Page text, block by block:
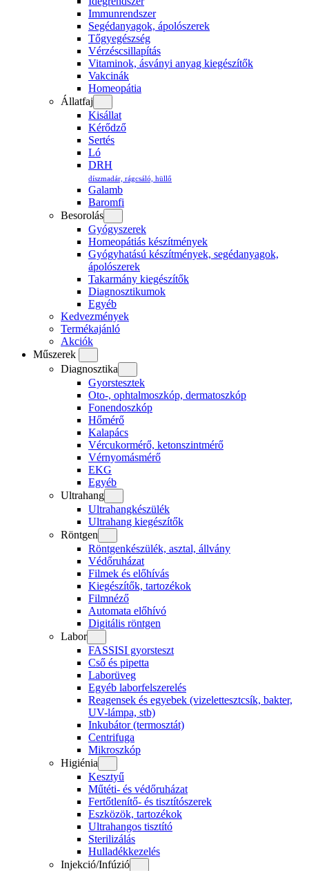
Immunrendszer
Segédanyagok, ápolószerek
Tőgyegészség
Vérzéscsillapítás
Vitaminok, ásványi anyag kiegészítők
Vakcinák
Homeopátia
Állatfaj
Kisállat
Kérődző
Sertés
Ló
DRH
díszmadár, rágcsáló, hüllő
Galamb
Baromfi
Besorolás
Gyógyszerek
Homeopátiás készítmények
Gyógyhatású készítmények, segédanyagok,
ápolószerek
Takarmány kiegészítők
Diagnosztikumok
Egyéb
Kedvezmények
Termékajánló
Akciók
Műszerek
Diagnosztika
Gyorstesztek
Oto-, ophtalmoszkóp, dermatoszkóp
Fonendoszkóp
Hőmérő
Kalapács
Vércukormérő, ketonszintmérő
Vérnyomásmérő
EKG
Egyéb
Ultrahang
Ultrahangkészülék
Ultrahang kiegészítők
Röntgen
Röntgenkészülék, asztal, állvány
Védőruházat
Filmek és előhívás
Kiegészítők, tartozékok
Filmnéző
Automata előhívó
Digitális röntgen
Labor
FASSISI gyorsteszt
Cső és pipetta
Laborüveg
Egyéb laborfelszerelés
Reagensek és egyebek (vizelettesztcsík, bakter,
UV-lámpa, stb)
Inkubátor (termosztát)
Centrifuga
Mikroszkóp
Higiénia
Kesztyű
Műtéti- és védőruházat
Fertőtlenítő- és tisztítószerek
Eszközök, tartozékok
Ultrahangos tisztító
Sterilizálás
Hulladékkezelés
Injekció/Infúzió